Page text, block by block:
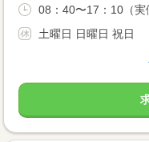
08：40〜17：10（実
土曜日 日曜日 祝日